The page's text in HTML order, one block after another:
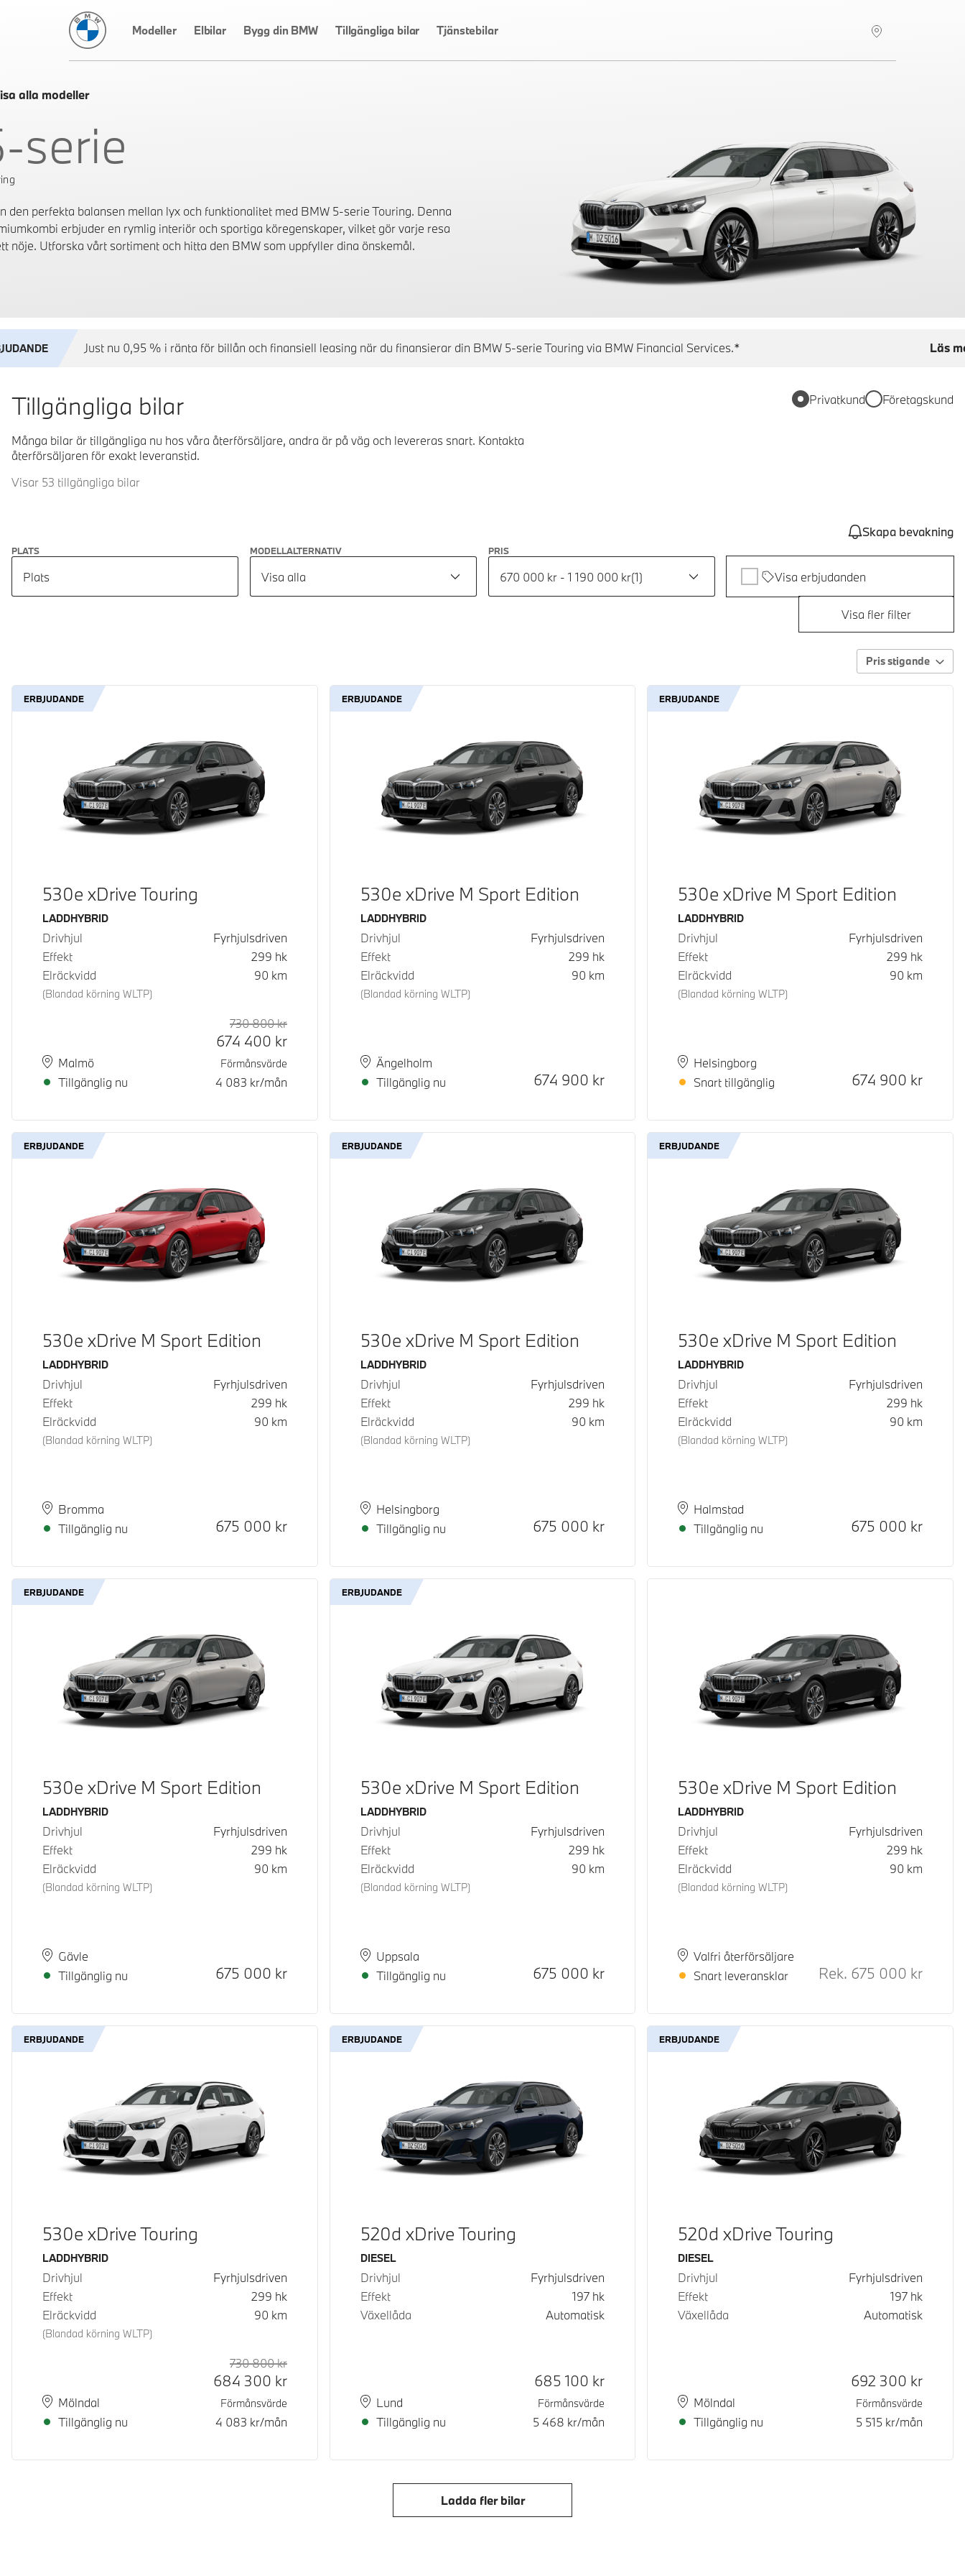
BMW Sverige
Modeller Elbilar Bygg din BMW Tillgängliga bilar Tjänstebilar
alla modeller
serie
den perfekta balansen mellan lyx och funktionalitet med BMW 5-serie Touring. Denna
erbjuder en rymlig interiör och sportiga köregenskaper, vilket gör varje resa
nöje. Utforska vårt sortiment och hitta den BMW som uppfyller dina önskemål.
Just nu 0,95 % i ränta för billån och finansiell leasing när du finansierar din BMW 5-serie Touring via BMW Financial Services.* Läs
Tillgängliga bilar
Många bilar är tillgängliga nu hos våra återförsäljare, andra är på väg och levereras snart. Kontakta
återförsäljaren för exakt leveranstid.
Visar 53 tillgängliga bilar
Privatkund Företagskund
Skapa bevakning
PLATS
Plats
MODELLALTERNATIV
Visa alla
PRIS
670 000 kr - 1 190 000 kr(1) Visa erbjudanden
Visa fler filter
Pris stigande
ERBJUDANDE
530e xDrive Touring
Bränsle
LADDHYBRID
Drivhjul
Fyrhjulsdriven
Effekt
299 hk
Elräckvidd
(Blandad körning WLTP)
90 km
PlatsMalmö
Leveranstid
Tillgänglig nu
Rek. ord pris
730 800krKontantpris
674 400 kr
Förmånsvärde
4 083 kr/mån
ERBJUDANDE
530e xDrive M Sport Edition
Bränsle
LADDHYBRID
Drivhjul
Fyrhjulsdriven
Effekt
299 hk
Elräckvidd
(Blandad körning WLTP)
90 km
PlatsÄngelholm
Leveranstid
Tillgänglig nu
Kontantpris
674 900 kr
ERBJUDANDE
530e xDrive M Sport Edition
Bränsle
LADDHYBRID
Drivhjul
Fyrhjulsdriven
Effekt
299 hk
Elräckvidd
(Blandad körning WLTP)
90 km
PlatsHelsingborg
Leveranstid
Snart tillgänglig
Kontantpris
674 900 kr
ERBJUDANDE
530e xDrive M Sport Edition
Bränsle
LADDHYBRID
Drivhjul
Fyrhjulsdriven
Effekt
299 hk
Elräckvidd
(Blandad körning WLTP)
90 km
PlatsBromma
Leveranstid
Tillgänglig nu
Kontantpris
675 000 kr
ERBJUDANDE
530e xDrive M Sport Edition
Bränsle
LADDHYBRID
Drivhjul
Fyrhjulsdriven
Effekt
299 hk
Elräckvidd
(Blandad körning WLTP)
90 km
PlatsHelsingborg
Leveranstid
Tillgänglig nu
Kontantpris
675 000 kr
ERBJUDANDE
530e xDrive M Sport Edition
Bränsle
LADDHYBRID
Drivhjul
Fyrhjulsdriven
Effekt
299 hk
Elräckvidd
(Blandad körning WLTP)
90 km
PlatsHalmstad
Leveranstid
Tillgänglig nu
Kontantpris
675 000 kr
ERBJUDANDE
530e xDrive M Sport Edition
Bränsle
LADDHYBRID
Drivhjul
Fyrhjulsdriven
Effekt
299 hk
Elräckvidd
(Blandad körning WLTP)
90 km
PlatsGävle
Leveranstid
Tillgänglig nu
Kontantpris
675 000 kr
ERBJUDANDE
530e xDrive M Sport Edition
Bränsle
LADDHYBRID
Drivhjul
Fyrhjulsdriven
Effekt
299 hk
Elräckvidd
(Blandad körning WLTP)
90 km
PlatsUppsala
Leveranstid
Tillgänglig nu
Kontantpris
675 000 kr
530e xDrive M Sport Edition
Bränsle
LADDHYBRID
Drivhjul
Fyrhjulsdriven
Effekt
299 hk
Elräckvidd
(Blandad körning WLTP)
90 km
PlatsValfri återförsäljare
Leveranstid
Snart leveransklar
Rek.
Rek. 675 000 kr
ERBJUDANDE
530e xDrive Touring
Bränsle
LADDHYBRID
Drivhjul
Fyrhjulsdriven
Effekt
299 hk
Elräckvidd
(Blandad körning WLTP)
90 km
PlatsMölndal
Leveranstid
Tillgänglig nu
Rek. ord pris
730 800krKontantpris
684 300 kr
Förmånsvärde
4 083 kr/mån
ERBJUDANDE
520d xDrive Touring
Bränsle
DIESEL
Drivhjul
Fyrhjulsdriven
Effekt
197 hk
Växellåda
Automatisk
PlatsLund
Leveranstid
Tillgänglig nu
Kontantpris
685 100 kr
Förmånsvärde
5 468 kr/mån
ERBJUDANDE
520d xDrive Touring
Bränsle
DIESEL
Drivhjul
Fyrhjulsdriven
Effekt
197 hk
Växellåda
Automatisk
PlatsMölndal
Leveranstid
Tillgänglig nu
Kontantpris
692 300 kr
Förmånsvärde
5 515 kr/mån
Ladda fler bilar